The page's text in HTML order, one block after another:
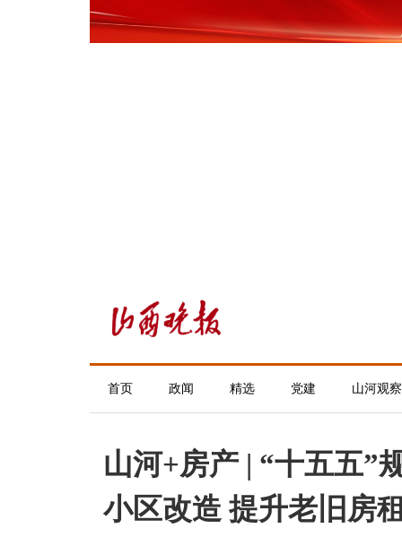
首页 政闻 精选 党建 山河观察
山河+房产 | “十五五”
小区改造 提升老旧房